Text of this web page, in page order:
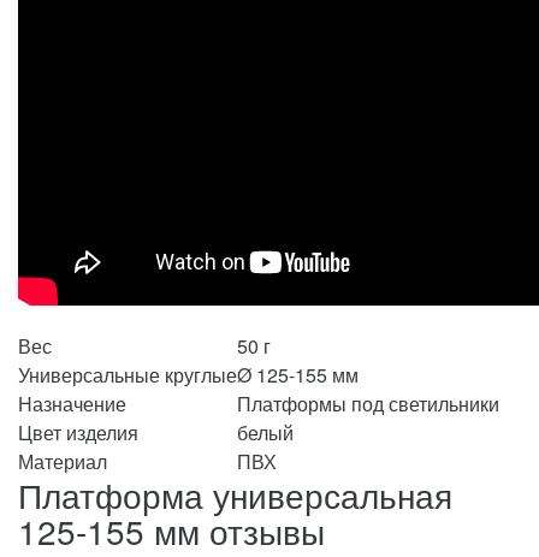
Вес
50 г
Универсальные круглыеØ 125-155 мм
Назначение
Платформы под светильники
Цвет изделия
белый
Материал
ПВХ
Платформа универсальная
125-155 мм отзывы